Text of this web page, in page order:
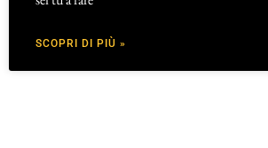
SCOPRI DI PIÙ »